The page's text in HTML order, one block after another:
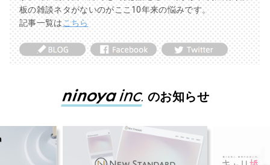
板の雑談ネタがないのがここ10年来の悩みです。
記事一覧はこちら
のお知らせ